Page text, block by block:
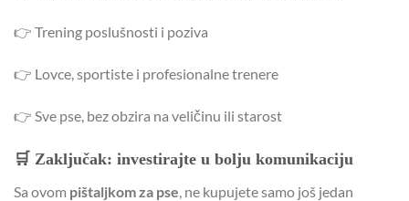
👉 Trening poslušnosti i poziva
👉 Lovce, sportiste i profesionalne trenere
👉 Sve pse, bez obzira na veličinu ili starost
🛒 Zaključak: investirajte u bolju komunikaciju
Sa ovom pištaljkom za pse , ne kupujete samo još jedan